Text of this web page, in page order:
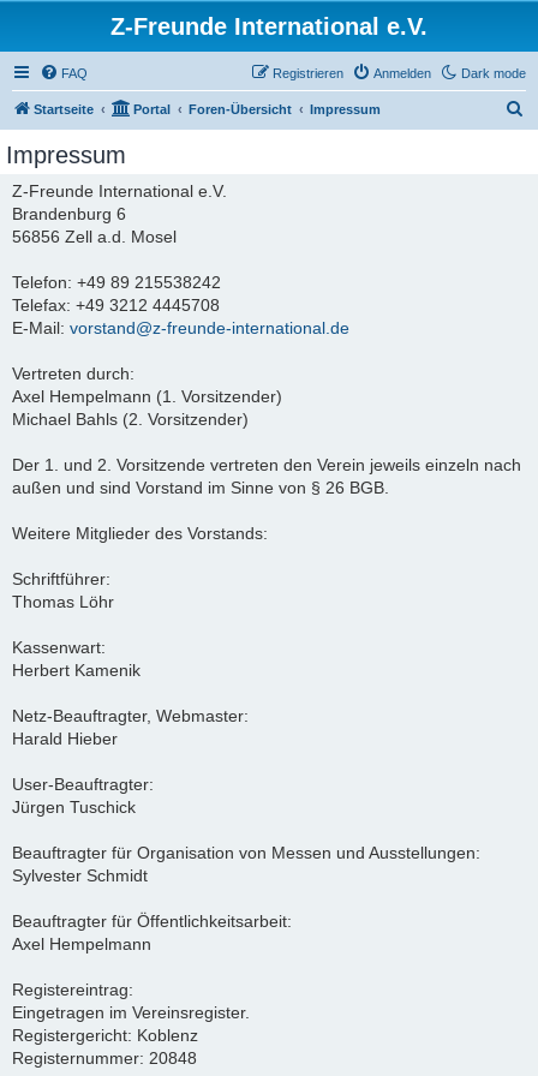
Z-Freunde International e.V.
Dark mode
FAQ Anmelden
Registrieren
Startseite Portal Foren-Übersicht Impressum
Impressum
Z-Freunde International e.V.
Brandenburg 6
56856 Zell a.d. Mosel
Telefon: +49 89 215538242
Telefax: +49 3212 4445708
E-Mail: vorstand@z-freunde-international.de
Vertreten durch:
Axel Hempelmann (1. Vorsitzender)
Michael Bahls (2. Vorsitzender)
Der 1. und 2. Vorsitzende vertreten den Verein jeweils einzeln nach
außen und sind Vorstand im Sinne von § 26 BGB.
Weitere Mitglieder des Vorstands:
Schriftführer:
Thomas Löhr
Kassenwart:
Herbert Kamenik
Netz-Beauftragter, Webmaster:
Harald Hieber
User-Beauftragter:
Jürgen Tuschick
Beauftragter für Organisation von Messen und Ausstellungen:
Sylvester Schmidt
Beauftragter für Öffentlichkeitsarbeit:
Axel Hempelmann
Registereintrag:
Eingetragen im Vereinsregister.
Registergericht: Koblenz
Registernummer: 20848